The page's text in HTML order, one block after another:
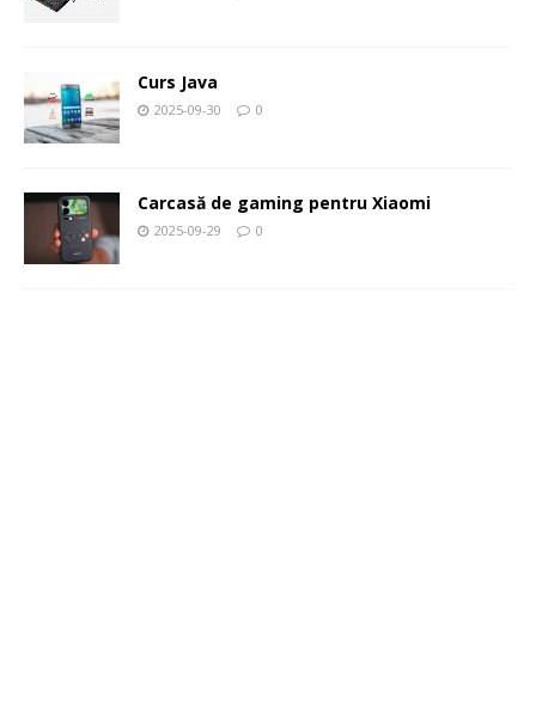
Curs Java
2025-09-30 0
Carcasă de gaming pentru Xiaomi
2025-09-29 0